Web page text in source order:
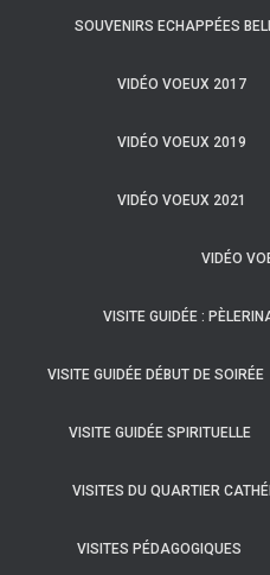
SOUVENIRS ECHAPPÉES
VIDÉO VOEUX 2017
VIDÉO VOEUX 2019
VIDÉO VOEUX 2021
VIDÉO
VISITE GUIDÉE :
VISITE GUIDÉE DÉBUT DE SOIRÉE
VISITE GUIDÉE SPIRITUELLE
VISITES DU QUARTIER
VISITES PÉDAGOGIQUES